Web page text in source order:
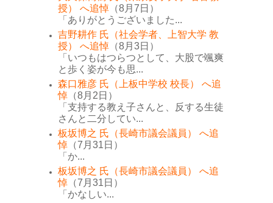
授） へ追悼 （8月7日）
「ありがとうございました...
吉野耕作 氏（社会学者、上智大学 教
授） へ追悼 （8月3日）
「いつもはつらつとして、大股で颯爽
と歩く姿が今も思...
森口雅彦 氏（上板中学校 校長） へ追
悼 （8月2日）
「支持する教え子さんと、反する生徒
さんと二分してい...
板坂博之 氏（長崎市議会議員） へ追
悼 （7月31日）
「か...
板坂博之 氏（長崎市議会議員） へ追
悼 （7月31日）
「かなしい...